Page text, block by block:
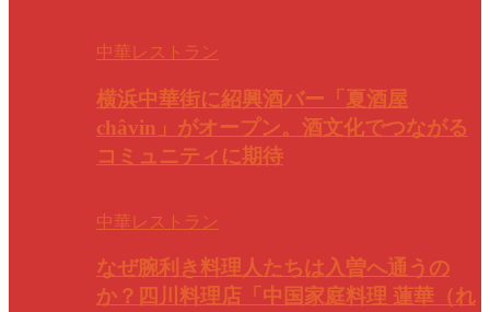
中華レストラン
横浜中華街に紹興酒バー「夏酒屋
châvin」がオープン。酒文化でつながる
コミュニティに期待
中華レストラン
なぜ腕利き料理人たちは入曽へ通うの
か？四川料理店「中国家庭料理 蓮華（れ